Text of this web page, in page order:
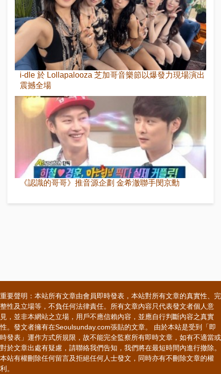
i-dle 於 Lollapalooza 芝加哥音樂節以爆發力現場演出
震撼全場
《認識的哥哥》推音源企劃 金希澈聯手閔京勳
重要聲明：本站所有文章由會員即時發表，本站對所有文章的真實性、完
整性及立場等，不負任何法律責任。所有文章內容只代表發文者個人意
見，並非本網站之立場，用戶不應信賴內容，並應自行判斷內容之真實
性。發文者擁有在Seoulsunday.com張貼的文章。 由於本站是受到「即
時發表」運作方式所規限，故不能完全監察所有即時文章，如有不適當或
對於文章出處有疑慮，請聯絡我們告知，我們將在最短時間內進行撤除。
本站有權刪除任何留言及拒絕任何人士發文，同時亦有不刪除文章的權
利。